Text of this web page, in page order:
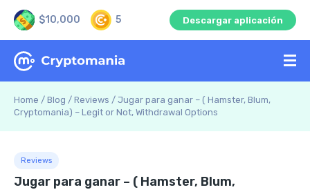
$10,000 5 Descargar aplicación
Home / Blog / Reviews / Jugar para ganar – ( Hamster, Blum,
Cryptomania) – Legit or Not, Withdrawal Options
Reviews
Jugar para ganar – ( Hamster, Blum,